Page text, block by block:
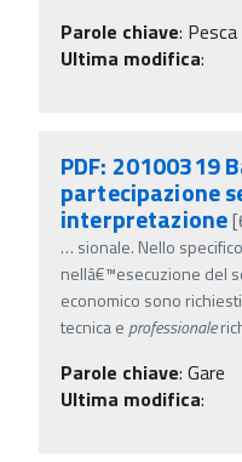
Parole chiave:
Ultima modifica:
PDF: 20100319
partecipazione
interpretazione
… sionale. Nello
nellâ€™esecuzione del
economico sono
tecnica e professionale
Parole chiave: Gare
Ultima modifica: